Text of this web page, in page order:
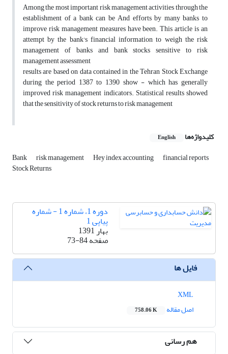
Among the most important risk management activities through the
establishment of a bank can be And efforts by many banks to
improve risk management measures have been. This article is an
attempt by the bank's financial information to weigh the risk
management of banks and bank stocks sensitive to risk
management assessment
results are based on data contained in the Tehran Stock Exchange
during the period 1387 to 1390 show - which has generally
improved risk management indicators. Statistical results showed
that the sensitivity of stock returns to risk management
کلیدواژه‌ها English
Bank risk management Hey index accounting financial reports
Stock Returns
دوره 1، شماره 1 - شماره
پیاپی 1
بهار 1391
صفحه73-84
فایل ها
اصل مقاله
758.06 K
هم رسانی